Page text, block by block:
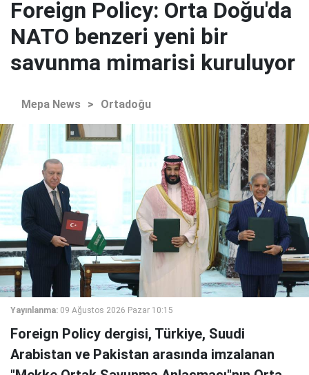
Foreign Policy: Orta Doğu'da
NATO benzeri yeni bir
savunma mimarisi kuruluyor
Mepa News > Ortadoğu
Yayınlanma: 09 Ağustos 2026 Pazar 10:15
Foreign Policy dergisi, Türkiye, Suudi
Arabistan ve Pakistan arasında imzalanan